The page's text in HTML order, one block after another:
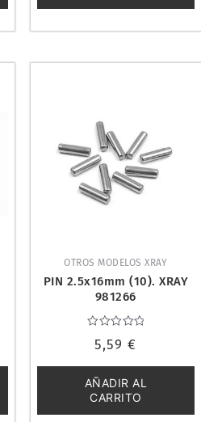
OTROS MODELOS XRAY
PIN 2.5x16mm (10). XRAY
981266
con
de
5
5,59€
AÑADIR AL
CARRITO